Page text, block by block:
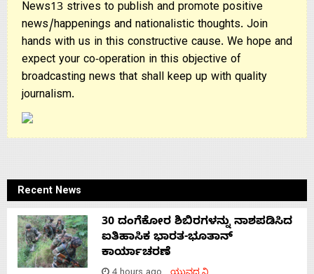
News13 strives to publish and promote positive
news/happenings and nationalistic thoughts. Join
hands with us in this constructive cause. We hope and
expect your co-operation in this objective of
broadcasting news that shall keep up with quality
journalism.
Recent News
30 ದಂಗೆಕೋರ ಶಿಬಿರಗಳನ್ನು ನಾಶಪಡಿಸಿದ
ಐತಿಹಾಸಿಕ ಭಾರತ-ಭೂತಾನ್
ಕಾರ್ಯಾಚರಣೆ